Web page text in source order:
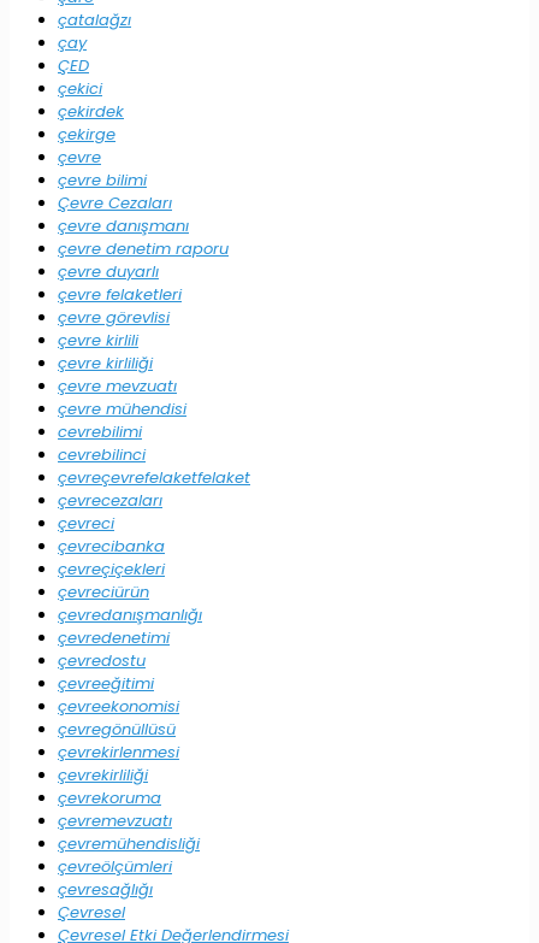
çatalağzı
çay
ÇED
çekici
çekirdek
çekirge
çevre
çevre bilimi
Çevre Cezaları
çevre danışmanı
çevre denetim raporu
çevre duyarlı
çevre felaketleri
çevre görevlisi
çevre kirlili
çevre kirliliği
çevre mevzuatı
çevre mühendisi
cevrebilimi
cevrebilinci
çevreçevrefelaketfelaket
çevrecezaları
çevreci
çevrecibanka
çevreçiçekleri
çevreciürün
çevredanışmanlığı
çevredenetimi
çevredostu
çevreeğitimi
çevreekonomisi
çevregönüllüsü
çevrekirlenmesi
çevrekirliliği
çevrekoruma
çevremevzuatı
çevremühendisliği
çevreölçümleri
çevresağlığı
Çevresel
Çevresel Etki Değerlendirmesi